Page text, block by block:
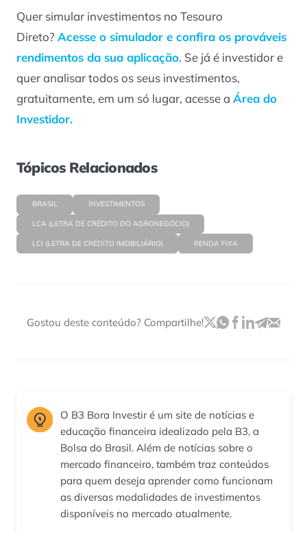
Quer simular investimentos no Tesouro
Direto? Acesse o simulador e confira os prováveis
rendimentos da sua aplicação. Se já é investidor e
quer analisar todos os seus investimentos,
gratuitamente, em um só lugar, acesse a Área do
Investidor.
Tópicos Relacionados
BRASIL INVESTIMENTOS
LCA (LETRA DE CRÉDITO DO AGRONEGÓCIO)
LCI (LETRA DE CRÉDITO IMOBILIÁRIO) RENDA FIXA
Gostou deste conteúdo? Compartilhe!
O B3 Bora Investir é um site de notícias e
educação financeira idealizado pela B3, a
Bolsa do Brasil. Além de notícias sobre o
mercado financeiro, também traz conteúdos
para quem deseja aprender como funcionam
as diversas modalidades de investimentos
disponíveis no mercado atualmente.